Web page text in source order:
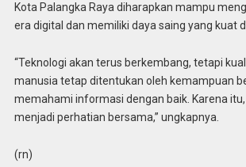
Kota Palangka Raya diharapkan mampu
era digital dan memiliki daya saing yang kuat
“Teknologi akan terus berkembang, tetapi
manusia tetap ditentukan oleh kemampuan
memahami informasi dengan baik. Karena
menjadi perhatian bersama,” ungkapnya.
(rn)